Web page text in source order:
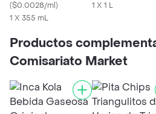
($0.0028/ml)
1 X 355 mL
1 X 1 L
Productos
Comisariato Market